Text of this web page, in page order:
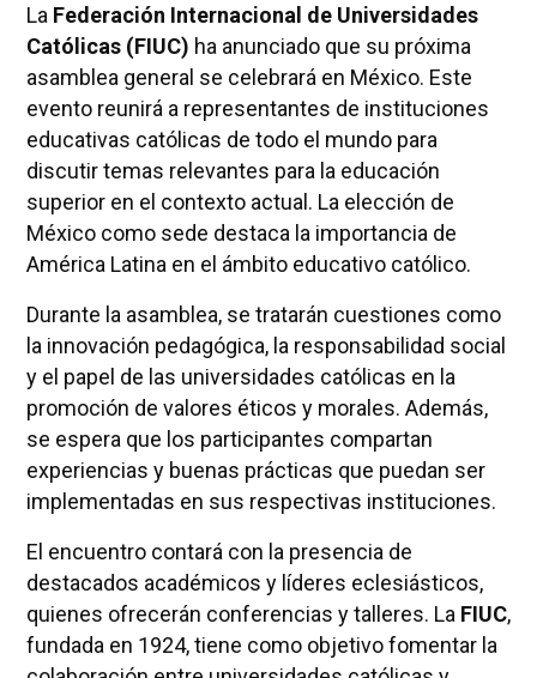
La Federación Internacional de Universidades
Católicas (FIUC) ha anunciado que su próxima
asamblea general se celebrará en México. Este
evento reunirá a representantes de instituciones
educativas católicas de todo el mundo para
discutir temas relevantes para la educación
superior en el contexto actual. La elección de
México como sede destaca la importancia de
América Latina en el ámbito educativo católico.
Durante la asamblea, se tratarán cuestiones como
la innovación pedagógica, la responsabilidad social
y el papel de las universidades católicas en la
promoción de valores éticos y morales. Además,
se espera que los participantes compartan
experiencias y buenas prácticas que puedan ser
implementadas en sus respectivas instituciones.
El encuentro contará con la presencia de
destacados académicos y líderes eclesiásticos,
quienes ofrecerán conferencias y talleres. La FIUC,
fundada en 1924, tiene como objetivo fomentar la